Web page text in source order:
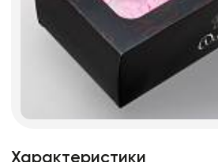
Характеристики